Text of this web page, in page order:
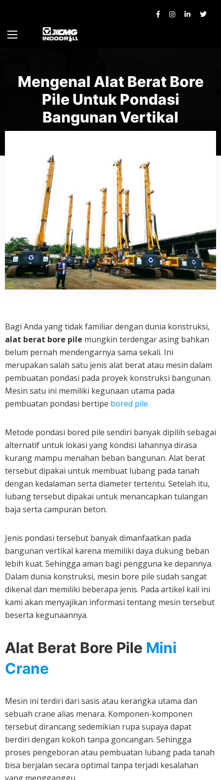
Mengenal Alat Berat Bore
Pile Untuk Pondasi
Bangunan Vertikal
Bagi Anda yang tidak familiar dengan dunia konstruksi,
alat berat bore pile mungkin terdengar asing bahkan
belum pernah mendengarnya sama sekali. Ini
merupakan salah satu jenis alat berat atau mesin dalam
pembuatan pondasi pada proyek konstruksi bangunan.
Mesin satu ini memiliki kegunaan utama pada
pembuatan pondasi bertipe bored pile.
Metode pondasi bored pile sendiri banyak dipilih sebagai
alternatif untuk lokasi yang kondisi lahannya dirasa
kurang mampu menahan beban bangunan. Alat berat
tersebut dipakai untuk membuat lubang pada tanah
dengan kedalaman serta diameter tertentu. Setelah itu,
lubang tersebut dipakai untuk menancapkan tulangan
baja serta campuran beton.
Jenis pondasi tersebut banyak dimanfaatkan pada
bangunan vertikal karena memiliki daya dukung beban
lebih kuat. Sehingga aman bagi pengguna ke depannya.
Dalam dunia konstruksi, mesin bore pile sudah sangat
dikenal dan memiliki beberapa jenis. Pada artikel kali ini
kami akan menyajikan informasi tentang mesin tersebut
beserta kegunaannya.
Alat Berat Bore Pile Mini
Crane
Mesin ini terdiri dari sasis atau kerangka utama dan
sebuah crane alias menara. Komponen-komponen
tersebut dirancang sedemikian rupa supaya dapat
berdiri dengan kokoh tanpa goncangan. Sehingga
proses pengeboran atau pembuatan lubang pada tanah
bisa berjalan secara optimal tanpa terjadi kesalahan